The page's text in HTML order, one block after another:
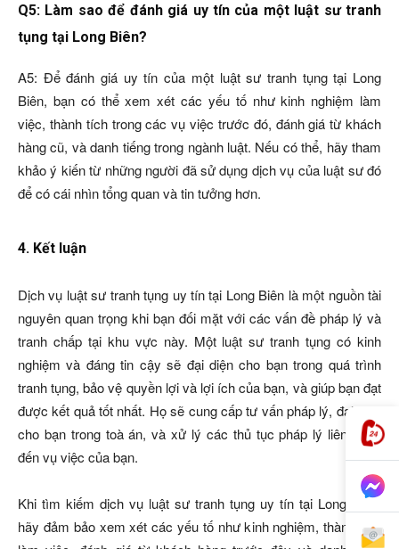
Q5: Làm sao để đánh giá uy tín của một luật sư tranh
tụng tại Long Biên?
A5: Để đánh giá uy tín của một luật sư tranh tụng tại Long
Biên, bạn có thể xem xét các yếu tố như kinh nghiệm làm
việc, thành tích trong các vụ việc trước đó, đánh giá từ khách
hàng cũ, và danh tiếng trong ngành luật. Nếu có thể, hãy tham
khảo ý kiến từ những người đã sử dụng dịch vụ của luật sư đó
để có cái nhìn tổng quan và tin tưởng hơn.
4. Kết luận
Dịch vụ luật sư tranh tụng uy tín tại Long Biên là một nguồn tài
nguyên quan trọng khi bạn đối mặt với các vấn đề pháp lý và
tranh chấp tại khu vực này. Một luật sư tranh tụng có kinh
nghiệm và đáng tin cậy sẽ đại diện cho bạn trong quá trình
tranh tụng, bảo vệ quyền lợi và lợi ích của bạn, và giúp bạn đạt
được kết quả tốt nhất. Họ sẽ cung cấp tư vấn pháp lý, đại diện
cho bạn trong toà án, và xử lý các thủ tục pháp lý liên quan
đến vụ việc của bạn.
Khi tìm kiếm dịch vụ luật sư tranh tụng uy tín tại Long Biên,
hãy đảm bảo xem xét các yếu tố như kinh nghiệm, thành tích